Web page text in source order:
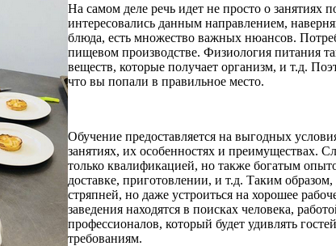
На самом деле речь идет не просто о
интересовались данным направлением,
блюда, есть множество важных нюансов.
пищевом производстве. Физиология питания
веществ, которые получает организм, и т.д.
что вы попали в правильное место.
Обучение предоставляется на выгодных
занятиях, их особенностях и преимуществах.
только квалификацией, но также богатым
доставке, приготовлении, и т.д. Таким
стряпней, но даже устроиться на хорошее
заведения находятся в поисках человека,
профессионалов, который будет удивлять
требованиям.